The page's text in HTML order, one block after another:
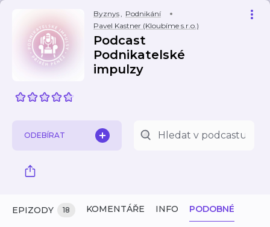
Byznys, Podnikání
Pavel Kastner (Kloubíme s.r.o.)
Podcast
Podnikatelské
impulzy
ODEBÍRAT
EPIZODY 18 KOMENTÁŘE INFO PODOBNÉ